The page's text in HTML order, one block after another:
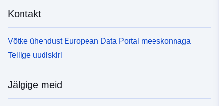
Kontakt
Võtke ühendust European Data Portal meeskonnaga
Tellige uudiskiri
Jälgige meid